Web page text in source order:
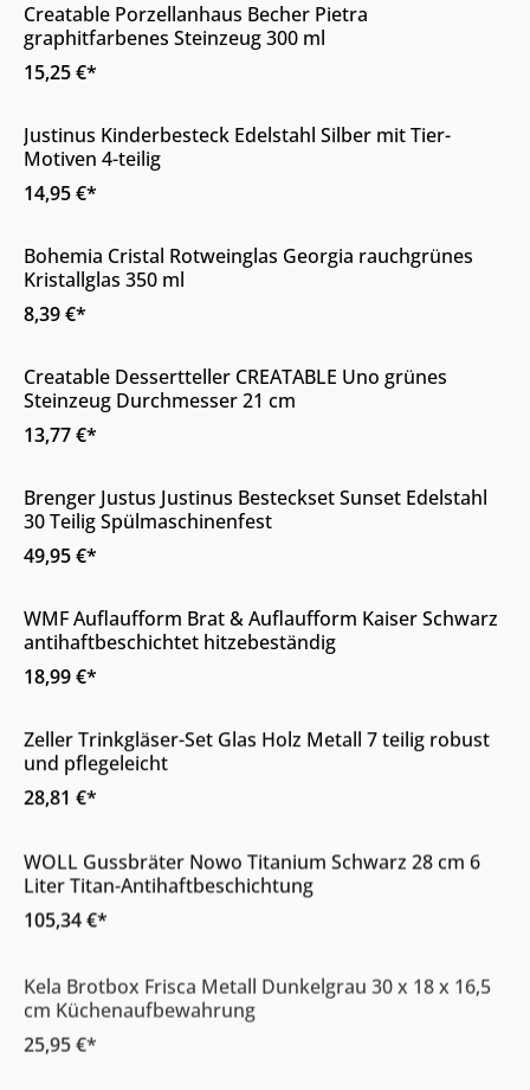
Creatable Porzellanhaus Becher Pietra
graphitfarbenes Steinzeug 300 ml
15,25 €*
Online & im Möbelhaus verfügbar
Justinus Kinderbesteck Edelstahl Silber mit Tier-
Motiven 4-teilig
14,95 €*
Online & im Möbelhaus verfügbar
Bohemia Cristal Rotweinglas Georgia rauchgrünes
Kristallglas 350 ml
8,39 €*
Online & im Möbelhaus verfügbar
Creatable Dessertteller CREATABLE Uno grünes
Steinzeug Durchmesser 21 cm
13,77 €*
Online & im Möbelhaus verfügbar
Brenger Justus Justinus Besteckset Sunset Edelstahl
30 Teilig Spülmaschinenfest
49,95 €*
Online & im Möbelhaus verfügbar
WMF Auflaufform Brat & Auflaufform Kaiser Schwarz
antihaftbeschichtet hitzebeständig
18,99 €*
Online & im Möbelhaus verfügbar
Zeller Trinkgläser-Set Glas Holz Metall 7 teilig robust
und pflegeleicht
28,81 €*
Online & im Möbelhaus verfügbar
WOLL Gussbräter Nowo Titanium Schwarz 28 cm 6
Liter Titan-Antihaftbeschichtung
105,34 €*
Online & im Möbelhaus verfügbar
Kela Brotbox Frisca Metall Dunkelgrau 30 x 18 x 16,5
cm Küchenaufbewahrung
25,95 €*
Online & im Möbelhaus verfügbar